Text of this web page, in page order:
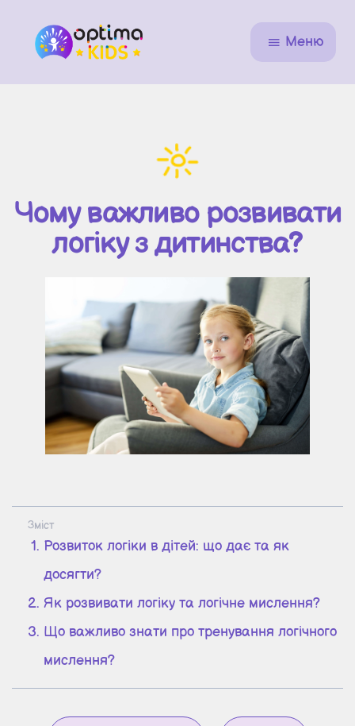
Меню
Чому важливо розвивати
логіку з дитинства?
Зміст
Розвиток логіки в дітей: що дає та як
досягти?
Як розвивати логіку та логічне мислення?
Що важливо знати про тренування логічного
мислення?